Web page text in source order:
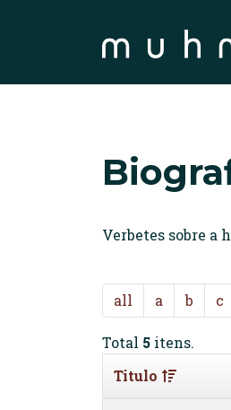
Verbetes sobre a
all a b c
Total 5 itens.
Titulo